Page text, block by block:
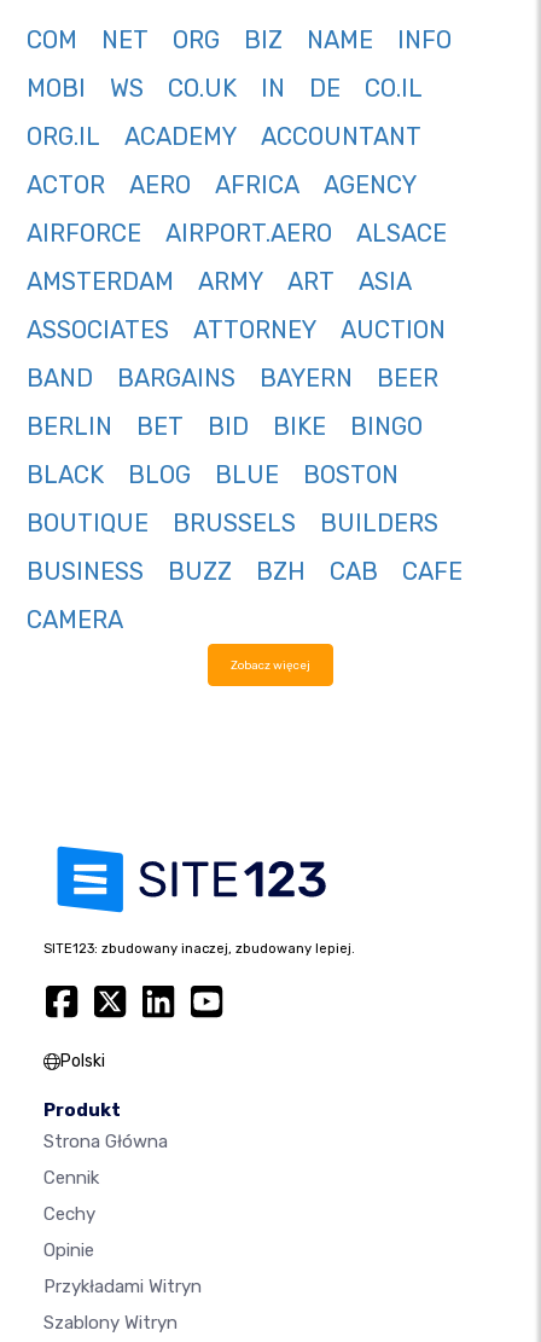
COM NET ORG BIZ NAME
INFO
MOBI
WS CO.UK IN DE
CO.IL
ORG.IL
ACADEMY
ACCOUNTANT
ACTOR
AERO AFRICA
AGENCY
AIRFORCE
AIRPORT.AERO
ALSACE
AMSTERDAM
ARMY ART
ASIA
ASSOCIATES
ATTORNEY
AUCTION
BAND
BARGAINS BAYERN
BEER
BERLIN
BET BID BIKE
BINGO
BLACK
BLOG BLUE
BOSTON
BOUTIQUE
BRUSSELS
BUILDERS
BUSINESS
BUZZ BZH CAB
CAFE
CAMERA
Zobacz więcej
SITE123: zbudowany inaczej, zbudowany lepiej.
Polski
Produkt
Strona Główna
Cennik
Cechy
Opinie
Przykładami Witryn
Szablony Witryn